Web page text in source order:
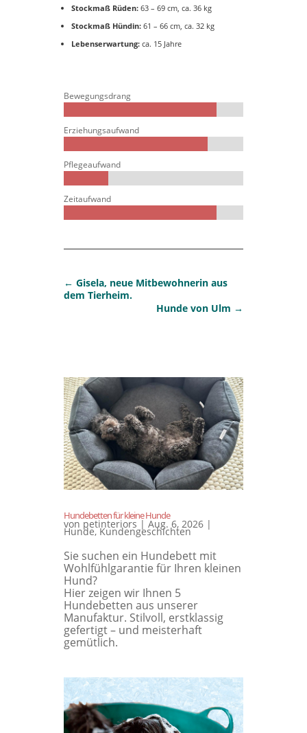
Stockmaß Rüden:63 – 69 cm, ca. 36 kg
Stockmaß Hündin:61 – 66 cm, ca. 32 kg
Lebenserwartung:ca. 15 Jahre
Bewegungsdrang
Erziehungsaufwand
Pflegeaufwand
Zeitaufwand
← Gisela, neue Mitbewohnerin aus
dem Tierheim.
Hunde von Ulm →
Hundebetten für kleine Hunde
von petinteriors | Aug. 6, 2026|
Hunde,Kundengeschichten
Sie suchen ein Hundebett mit
Wohlfühlgarantie für Ihren kleinen
Hund?
Hier zeigen wir Ihnen 5
Hundebetten aus unserer
Manufaktur. Stilvoll, erstklassig
gefertigt – und meisterhaft
gemütlich.